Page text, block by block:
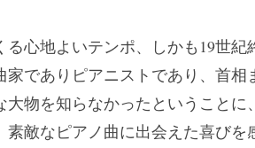
心地よいテンポ、しかも19世紀
でありピアニストであり、首相
物を知らなかったということに
敵なピアノ曲に出会えた喜びを